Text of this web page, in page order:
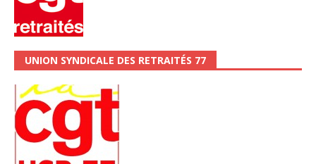
UNION SYNDICALE DES RETRAITÉS 77